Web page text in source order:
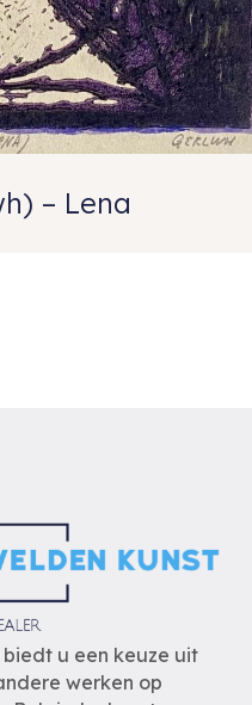
– Lena
u een keuze uit
werken op